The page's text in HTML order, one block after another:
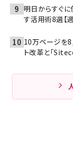
明日からすぐ
す活用術8選【
10万ページを
ト改革と「